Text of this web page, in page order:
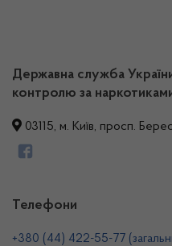
Державна служба
контролю за
03115, м. Київ, просп.
Телефони
+380 (44) 422-55-77